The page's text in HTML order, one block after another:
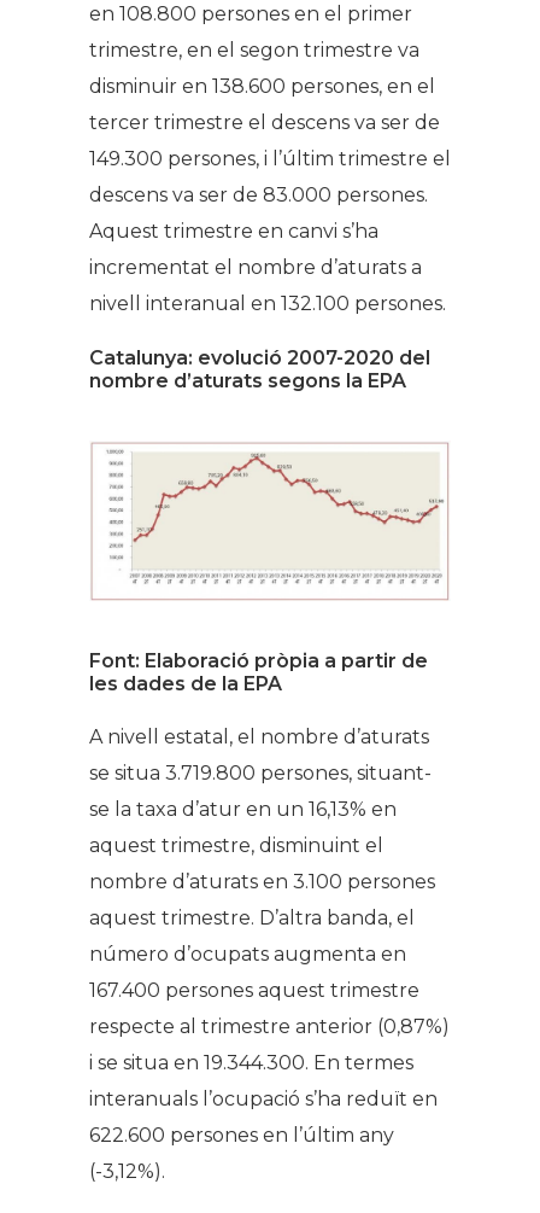
en 108.800 persones en el primer
trimestre, en el segon trimestre va
disminuir en 138.600 persones, en el
tercer trimestre el descens va ser de
149.300 persones, i l’últim trimestre el
descens va ser de 83.000 persones.
Aquest trimestre en canvi s’ha
incrementat el nombre d’aturats a
nivell interanual en 132.100 persones.
Catalunya: evolució 2007-2020 del
nombre d’aturats segons la EPA
Font: Elaboració pròpia a partir de
les dades de la EPA
A nivell estatal, el nombre d’aturats
se situa 3.719.800 persones, situant-
se la taxa d’atur en un 16,13% en
aquest trimestre, disminuint el
nombre d’aturats en 3.100 persones
aquest trimestre. D’altra banda, el
número d’ocupats augmenta en
167.400 persones aquest trimestre
respecte al trimestre anterior (0,87%)
i se situa en 19.344.300. En termes
interanuals l’ocupació s’ha reduït en
622.600 persones en l’últim any
(-3,12%).